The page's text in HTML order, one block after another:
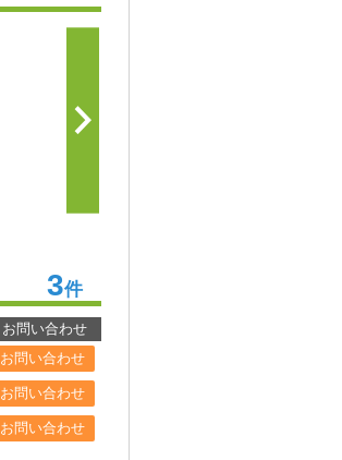
3件
お問い合わせ
お問い合わせ
お問い合わせ
お問い合わせ